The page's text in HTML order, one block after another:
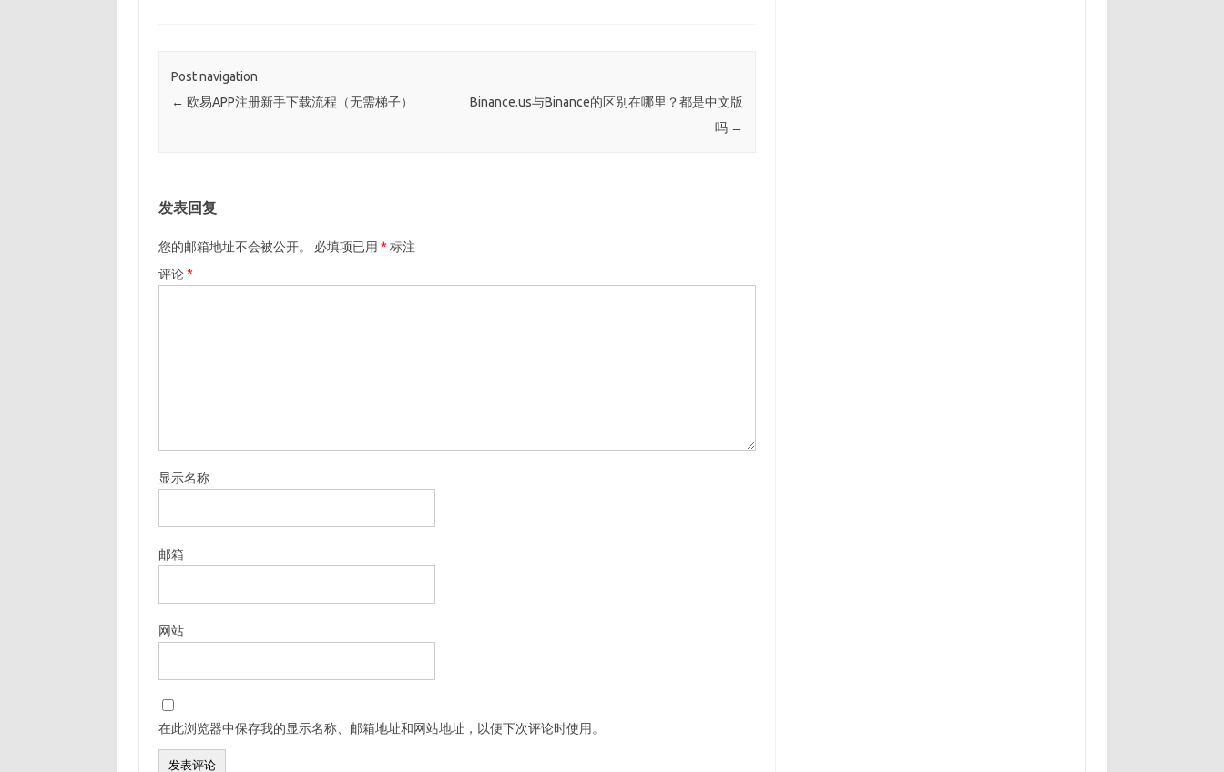
Post navigation
← 欧易APP注册新手下载流程（无需梯子）
Binance.us与Binance的区别在哪里？都是中文版
吗 →
发表回复
您的邮箱地址不会被公开。 必填项已用 * 标注
评论*
显示名称
邮箱
网站
在此浏览器中保存我的显示名称、邮箱地址和网站地址，以便下次评论时使用。